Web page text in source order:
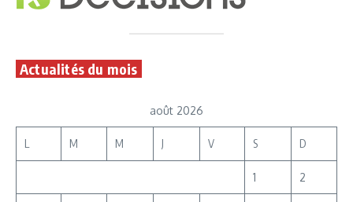
Actualités du mois
août 2026
L M M J V S D
1 2